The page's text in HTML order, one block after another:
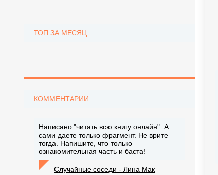
ТОП ЗА МЕСЯЦ
КОММЕНТАРИИ
Написано "читать всю книгу онлайн". А
сами даете только фрагмент. Не врите
тогда. Напишите, что только
ознакомительная часть и баста!
Случайные соседи - Лина Мак